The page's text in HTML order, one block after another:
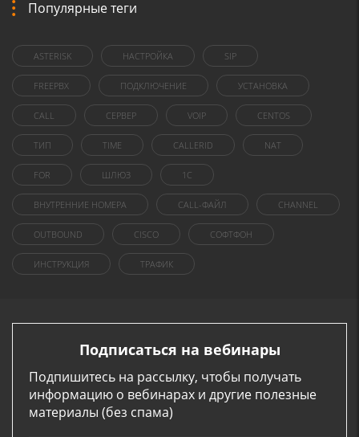
Популярные теги
ASTERISK НАСТРОЙКА SIP
FREEPBX ПОДКЛЮЧЕНИЕ УСТАНОВКА
CALL СЕРВЕР VOIP CENTOS
ТИП TIME CALLERID NAT
FOR ШЛЮЗ 1C
ВНУТРЕННИЕ НОМЕРА CALL-ФАЙЛ CHANNEL
OUTBOUND CISCO СОФТФОН
ИНСТРУКЦИЯ ТРАФИК
Подписаться на вебинары
Подпишитесь на рассылку, чтобы получать
информацию о вебинарах и другие полезные
материалы (без спама)